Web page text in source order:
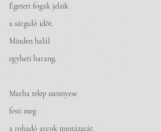
Égetett fogak jelzik
a sárguló időt.
Minden halál
egyheti harang.
Marha telep szennyese
festi meg
a rohadó arcok mintázatát.